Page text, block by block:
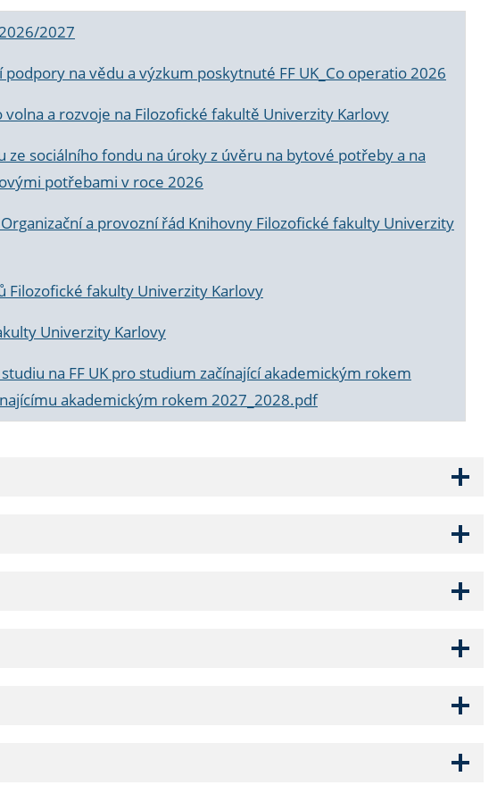
2027
na vědu a výzkum poskytnuté FF UK_Co operatio 2026
a rozvoje na Filozofické fakultě Univerzity Karlovy
sociálního fondu na úroky z úvěru na bytové potřeby a na
potřebami v roce 2026
a provozní řád Knihovny Filozofické fakulty Univerzity
Filozofické fakulty Univerzity Karlovy
Univerzity Karlovy
na FF UK pro studium začínající akademickým rokem
akademickým rokem 2027_2028.pdf